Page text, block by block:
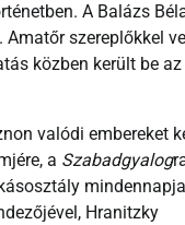
A Balázs
szereplőkkel
közben került be az
valódi embereket
a Szabadgyalog
Hranitzky